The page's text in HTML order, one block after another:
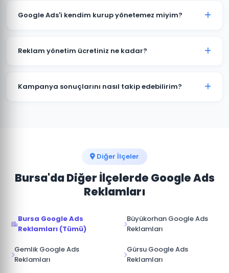
1.500 TL ile başlanabilir. Ancak anlamlı sonuçlar için
Google Ads'i kendim kurup yönetemez miyim?
kampanyalar bütçenizi hızla tüketir. Yenişehir'deki
artırmaktadır.
Reklam yönetim ücretiniz ne kadar?
%15-20'si arasında değişmektedir. Yenişehir için
Kampanya sonuçlarını nasıl takip edebilirim?
Diğer İlçeler
Bursa'da Diğer İlçelerde Google Ads
Reklamları
Bursa Google Ads
Reklamları (Tümü)
Büyükorhan Google Ads
Reklamları
Gemlik Google Ads
Reklamları
Gürsu Google Ads
Reklamları